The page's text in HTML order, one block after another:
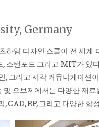
Germany
하임 디자인 스쿨이 전 세계
, 스탠포드 그리고 MIT가 있
, 그리고 시각 커뮤니케이션
및 오브제에서는 다양한 재
, CAD, RP, 그리고 다양한 합